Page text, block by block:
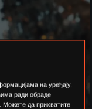
на уређају,
ради обраде
Можете да прихватите